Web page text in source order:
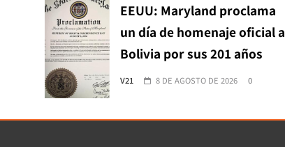
EEUU: Maryland proclama
un día de homenaje oficial a
Bolivia por sus 201 años
V21 8 DE AGOSTO DE 2026 0